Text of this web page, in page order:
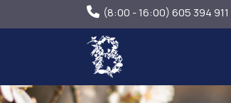
(8:00 - 16:00) 605 394 911